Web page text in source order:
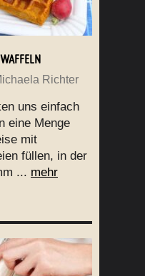
Richter
uns einfach
eine Menge
mit
füllen, in der
... mehr